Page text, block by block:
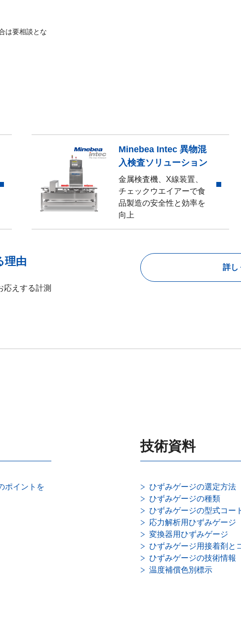
は要相談とな
Minebea Intec 異物混
入検査ソリューション
金属検査機、X線装置、
チェックウエイアーで食
品製造の安全性と効率を
向上
理由
応えする計測
詳し
ポイントを
技術資料
ひずみゲージの選定方法
ひずみゲージの種類
ひずみゲージの型式コー
応力解析用ひずみゲージ
変換器用ひずみゲージ
ひずみゲージ用接着剤と
ひずみゲージの技術情報
温度補償色別標示